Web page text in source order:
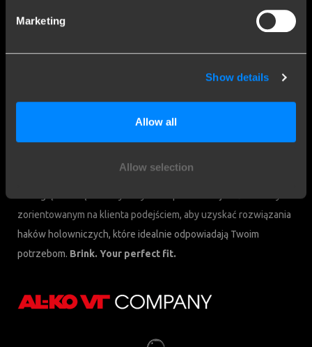
Marketing
Show details
Allow all
Allow selection
Brink Towing Systems Sp. z o.o.
64-200 Wolsztyn
info.pl@brink.eu
zorientowanym na klienta podejściem, aby uzyskać rozwiązania
haków holowniczych, które idealnie odpowiadają Twoim
potrzebom. Brink. Your perfect fit.